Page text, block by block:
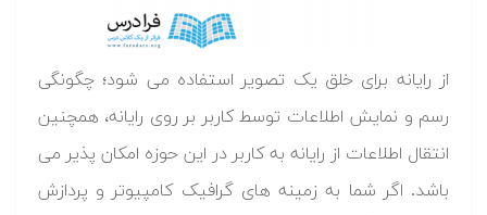
از رایانه برای خلق یک تصویر استفاده می شود؛ چگونگی
رسم و نمایش اطلاعات توسط کاربر بر روی رایانه، همچنین
انتقال اطلاعات از رایانه به کاربر در این حوزه امکان پذیر می
باشد. اگر شما به زمینه های گرافیک کامپیوتر و پردازش